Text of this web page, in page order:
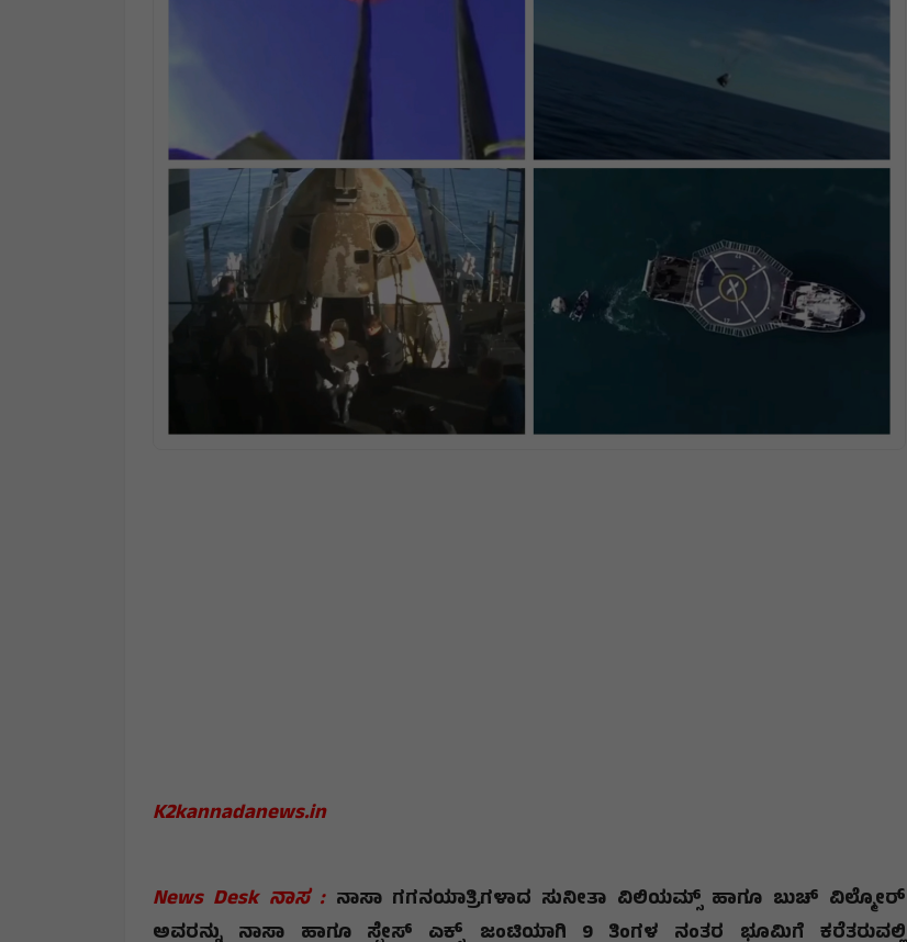
K2kannadanews.in
News Desk ನಾಸ : ನಾಸಾ ಗಗನಯಾತ್ರಿಗಳಾದ ಸುನೀತಾ ವಿಲಿಯಮ್ಸ್ ಹಾಗೂ ಬುಚ್ ವಿಲ್ಮೋರ್
ಅವರನ್ನು ನಾಸಾ ಹಾಗೂ ಸ್ಪೇಸ್ ಎಕ್ಸ್ ಜಂಟಿಯಾಗಿ 9 ತಿಂಗಳ ನಂತರ ಭೂಮಿಗೆ ಕರೆತರುವಲ್ಲಿ